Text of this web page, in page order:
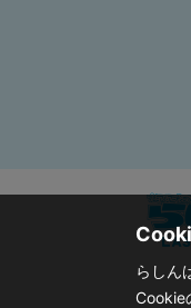
らしん
Cookie